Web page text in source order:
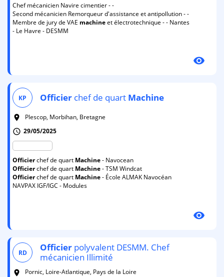
Chef mécanicien Navire cimentier - -
Second mécanicien Remorqueur d'assistance et antipollution - -
Membre de jury de VAE machineet électrotechnique - - Nantes
- Le Havre - DESMM
visibility
KP Officier chef de quart Machine
room
Plescop, Morbihan, Bretagne
schedule 29/05/2025
Officierchef de quart Machine- Navocean
Officierchef de quart Machine- TSM Windcat
Officierchef de quart Machine- École ALMAK Navocéan
NAVPAX IGF/IGC - Modules
visibility
RD Officier polyvalent DESMM. Chef
mécanicien Illimité
room
Pornic, Loire-Atlantique, Pays de la Loire